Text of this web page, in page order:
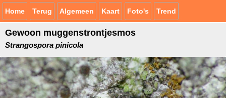
Home Terug Algemeen Kaart Foto's Trend
Gewoon muggenstrontjesmos
Strangospora pinicola